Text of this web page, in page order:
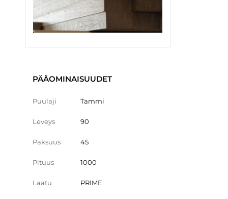
PÄÄOMINAISUUDET
Puulaji Tammi
Leveys 90
Paksuus 45
Pituus 1000
Laatu PRIME